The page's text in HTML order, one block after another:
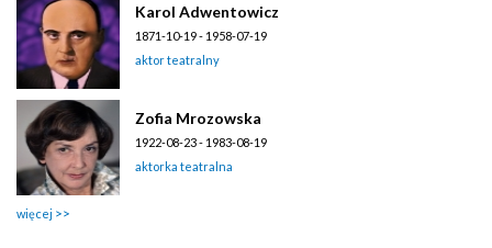
Karol Adwentowicz
1871-10-19 - 1958-07-19
aktor teatralny
Zofia Mrozowska
1922-08-23 - 1983-08-19
aktorka teatralna
więcej